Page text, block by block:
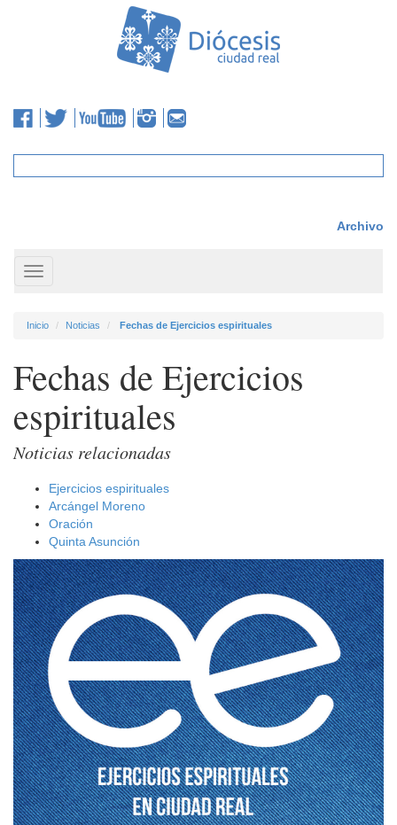
Archivo
Toggle
navigation
Inicio Noticias Fechas de Ejercicios espirituales
Fechas de Ejercicios
espirituales
Noticias relacionadas
Ejercicios espirituales
Arcángel Moreno
Oración
Quinta Asunción